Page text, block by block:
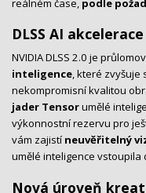
reálném čase, podle
DLSS AI akcelerace
NVIDIA DLSS 2.0 je
inteligence, které zvyšuje
nekompromisní kvalitou
jader Tensorumělé
výkonnostní rezervu pro
vám zajistí neuvěřitelný
umělé inteligence vstoupila
Nová úroveň